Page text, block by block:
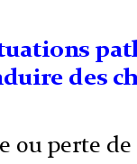
des
ou perte